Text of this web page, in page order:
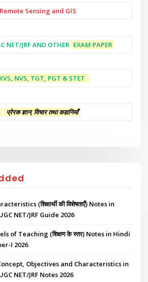
Remote Sensing and GIS
NET/JRF AND OTHER EXAM PAPER
KVS, NVS, TGT, PGT & STET
प्रेरक ज्ञान, विचार तथा कहानियाँ
(शिक्षार्थी की विशेषताएँ) Notes in
NET/JRF Guide 2026
of Teaching (शिक्षण के स्तर) Notes in Hindi
I 2026
Objectives and Characteristics in
NET/JRF Notes 2026